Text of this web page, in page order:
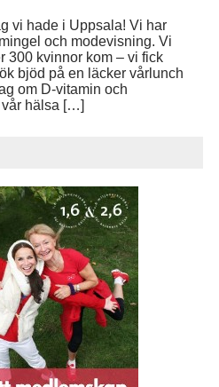
vi hade i Uppsala! Vi har
och modevisning. Vi
300 kvinnor kom – vi fick
bjöd på en läcker vårlunch
om D-vitamin och
vår hälsa […]